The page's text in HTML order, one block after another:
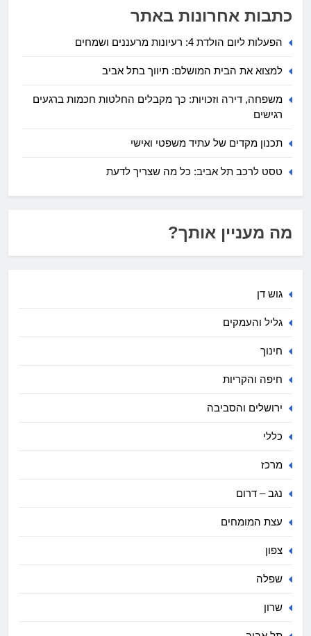
כתבות אחרונות באתר
הפעלות ליום הולדת 4: רעיונות מרעננים ושמחים
למצוא את הבית המושלם: תיווך בתל אביב
משפחה, דירה וזכויות: כך מקבלים החלטות חכמות ברגעים
רגישים
תכנון מקדים של עתיד משפטי ואישי
טסט לרכב תל אביב: כל מה שצריך לדעת
מה מעניין אותך?
גוש דן
גליל והעמקים
חינוך
חיפה והקריות
ירושלים והסביבה
כללי
מרכז
נגב – דרום
עצת המומחים
צפון
שפלה
שרון